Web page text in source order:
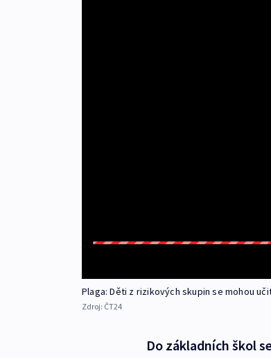
Plaga: Děti z rizikových skupin se mohou
Zdroj: ČT24
Do základních škol